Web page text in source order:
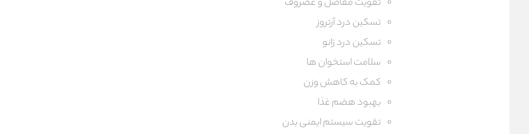
تسکین درد آرتروز
تسکین درد زانو
سلامت استخوان ها
کمک به کاهش وزن
بهبود هضم غذا
تقویت سیستم ایمنی بدن